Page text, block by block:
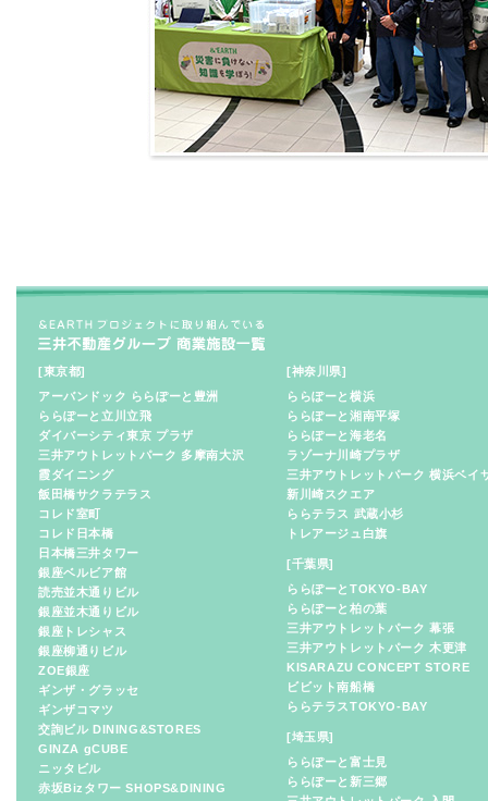
[東京都]
アーバンドック ららぽーと豊洲
ららぽーと立川立飛
ダイバーシティ東京 プラザ
三井アウトレットパーク 多摩南大沢
霞ダイニング
飯田橋サクラテラス
コレド室町
コレド日本橋
日本橋三井タワー
銀座ベルビア館
読売並木通りビル
銀座並木通りビル
銀座トレシャス
銀座柳通りビル
ZOE銀座
ギンザ・グラッセ
ギンザコマツ
交詢ビル DINING&STORES
GINZA gCUBE
ニッタビル
赤坂Bizタワー SHOPS&DINING
[神奈川県]
ららぽーと横浜
ららぽーと湘南平塚
ららぽーと海老名
ラゾーナ川崎プラザ
三井アウトレットパーク 横浜ベイ
新川崎スクエア
ららテラス 武蔵小杉
トレアージュ白旗
[千葉県]
ららぽーとTOKYO-BAY
ららぽーと柏の葉
三井アウトレットパーク 幕張
三井アウトレットパーク 木更津
KISARAZU CONCEPT STORE
ビビット南船橋
ららテラスTOKYO-BAY
[埼玉県]
ららぽーと富士見
ららぽーと新三郷